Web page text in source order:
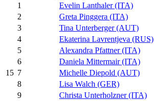
15
1
Evelin Lanthaler (ITA)
2
Greta Pinggera (ITA)
3
Tina Unterberger (AUT)
4
Ekaterina Lavrentjeva (RUS)
5
Alexandra Pfattner (ITA)
6
Daniela Mittermair (ITA)
7
Michelle Diepold (AUT)
8
Lisa Walch (GER)
9
Christa Unterholzner (ITA)